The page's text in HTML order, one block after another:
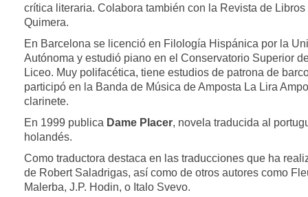
crítica literaria. Colabora también con la Revista de
Quimera.
En Barcelona se licenció en Filología Hispánica por la
Autónoma y estudió piano en el Conservatorio Superior
Liceo. Muy polifacética, tiene estudios de patrona de
participó en la Banda de Música de Amposta La Lira
clarinete.
En 1999 publica Dame Placer, novela traducida al
holandés.
Como traductora destaca en las traducciones que ha
de Robert Saladrigas, así como de otros autores como
Malerba, J.P. Hodin, o Italo Svevo.